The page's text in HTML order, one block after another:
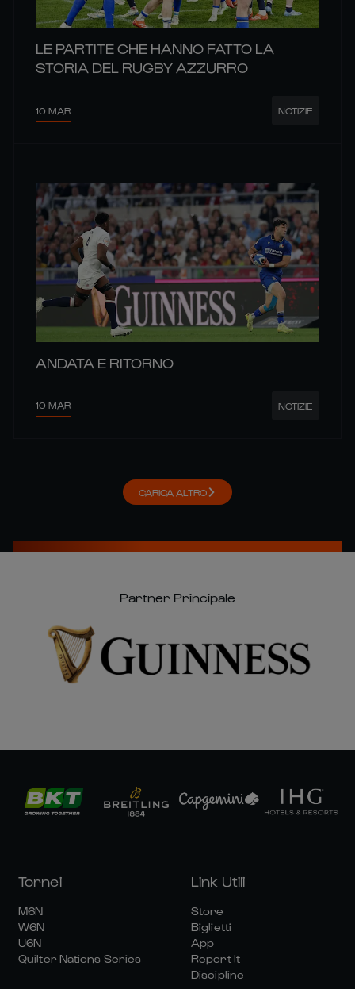
LE PARTITE CHE HANNO FATTO LA
STORIA DEL RUGBY AZZURRO
10 MAR NOTIZIE
ANDATA E RITORNO
10 MAR NOTIZIE
CARICA ALTRO
Partner Principale
Tornei
M6N
W6N
U6N
Quilter Nations Series
Link Utili
Store
Biglietti
App
Report It
Discipline